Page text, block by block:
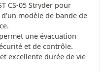
CS-05 Stryder pour
modèle de bande de
une évacuation
et de contrôle.
excellente durée de vie